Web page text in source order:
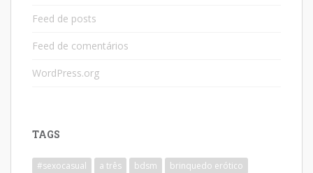
Feed de posts
Feed de comentários
WordPress.org
TAGS
#sexocasual a três bdsm
brinquedo erótico